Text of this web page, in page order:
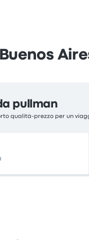
pullman
qualità-prezzo per un